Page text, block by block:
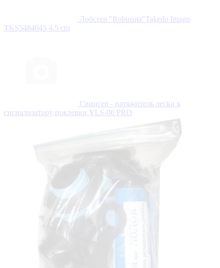
Лобстер "Robusuta"Takedo Imago
TKS5484045 4.5 cm
Свингер - натяжитель лески к
сигнализатору поклевки YLS-06 PRO